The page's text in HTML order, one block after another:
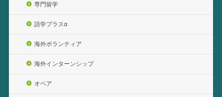
専門留学
語学プラスα
海外ボランティア
海外インターンシップ
オペア